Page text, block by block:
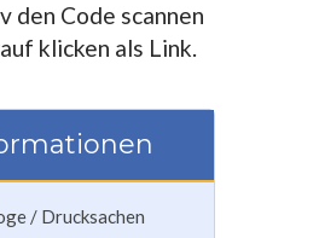
den Code scannen
klicken als Link.
/ Drucksachen